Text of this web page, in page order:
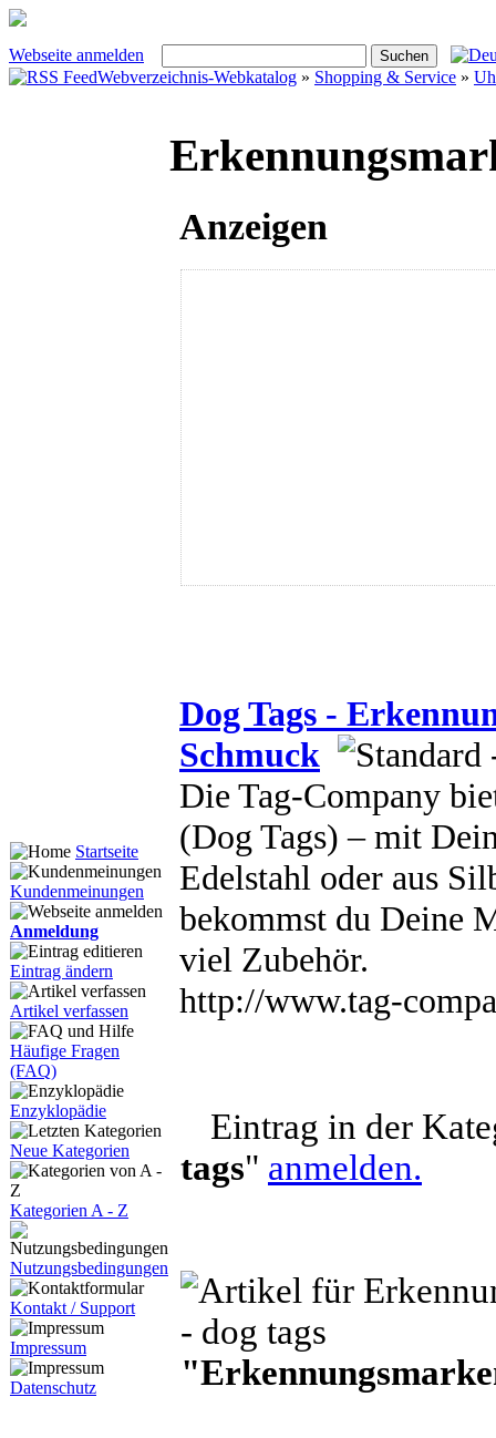
Webseite anmelden
Webverzeichnis-Webkatalog » Shopping & Service »
Startseite
Kundenmeinungen
Anmeldung
Eintrag ändern
Artikel verfassen
Häufige Fragen
(FAQ)
Enzyklopädie
Neue Kategorien
Kategorien A - Z
Nutzungsbedingungen
Kontakt / Support
Impressum
Datenschutz
Anzeigen
Dog Tags -
Schmuck
Die Tag-Company
(Dog Tags) – mit
Edelstahl oder aus
bekommst du Deine
viel Zubehör.
http://www.tag-
Eintrag in der
tags" anmelden.